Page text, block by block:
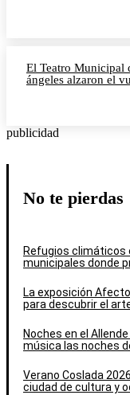
El Teatro Municipal
ángeles alzaron el
publicidad
No te pierdas
Refugios climáticos
municipales donde
La exposición
para descubrir el
Noches en el
música las noches
Verano Coslada
ciudad de cultura y